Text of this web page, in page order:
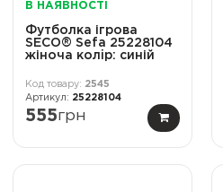
В НАЯВНОСТІ
Футболка ігрова
SECO® Sefa 25228104
жіноча колiр: синій
2545
25228104
555грн